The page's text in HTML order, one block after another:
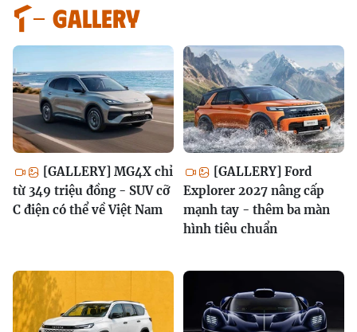
GALLERY
[GALLERY] MG4X chỉ
từ 349 triệu đồng - SUV cỡ
C điện có thể về Việt Nam
[GALLERY] Ford
Explorer 2027 nâng cấp
mạnh tay - thêm ba màn
hình tiêu chuẩn